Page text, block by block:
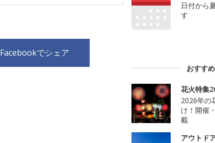
Facebookでシェア
日付から
す
おすす
花火特集
2026年の
け！開催
載
アウトド